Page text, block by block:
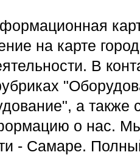
на карте
В
а
о нас.
- Самаре.